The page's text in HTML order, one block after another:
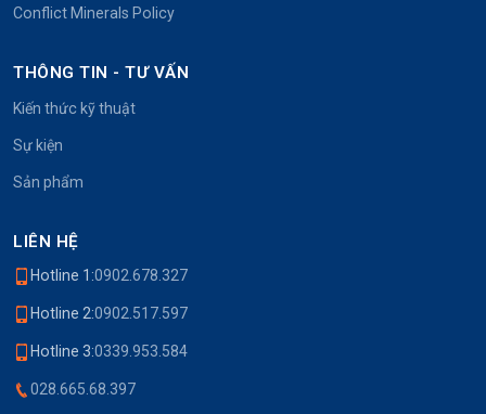
Conflict Minerals Policy
THÔNG TIN - TƯ VẤN
Kiến thức kỹ thuật
Sự kiện
Sản phẩm
LIÊN HỆ
Hotline 1:0902.678.327
Hotline 2:0902.517.597
Hotline 3:0339.953.584
028.665.68.397